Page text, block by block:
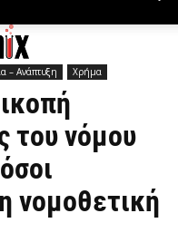
– Ανάπτυξη Χρήμα
του νόμου
νομοθετική